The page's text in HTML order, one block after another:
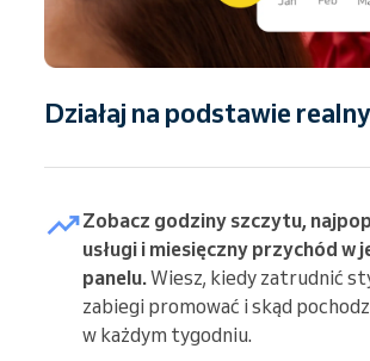
Działaj na podstawie
Zobacz godziny szczytu,
usługi i miesięczny przychód w
panelu.Wiesz, kiedy zatrudnić
zabiegi promować i skąd
w każdym tygodniu.